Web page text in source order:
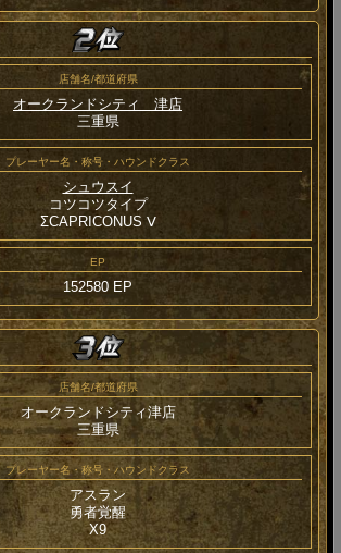
店舗名/都道府県
オークランドシティ 津店
三重県
プレーヤー名・称号・ハウンドクラス
シュウスイ
コツコツタイプ
ΣCAPRICONUS Ⅴ
EP
152580 EP
店舗名/都道府県
オークランドシティ津店
三重県
プレーヤー名・称号・ハウンドクラス
アスラン
勇者覚醒
Χ9